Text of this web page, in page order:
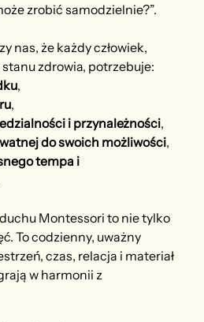
zrobić samodzielnie?”.
nas, że każdy człowiek,
zdrowia, potrzebuje:
,
,
i przynależności,
do swoich możliwości,
tempa i
Montessori to nie tylko
To codzienny, uważny
czas, relacja i materiał
w harmonii z